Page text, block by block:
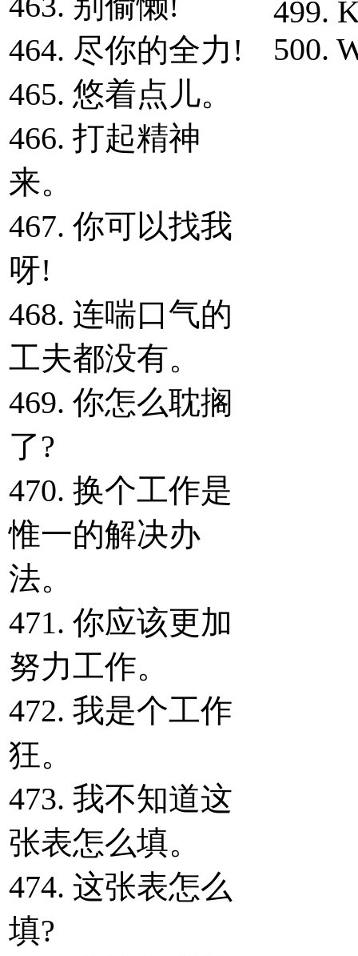
464. 尽你的全力!
465. 悠着点儿。
466. 打起精神
来。
467. 你可以找我
呀!
468. 连喘口气的
工夫都没有。
469. 你怎么耽搁
了?
470. 换个工作是
惟一的解决办
法。
471. 你应该更加
努力工作。
472. 我是个工作
狂。
473. 我不知道这
张表怎么填。
474. 这张表怎么
填?
499.
500.